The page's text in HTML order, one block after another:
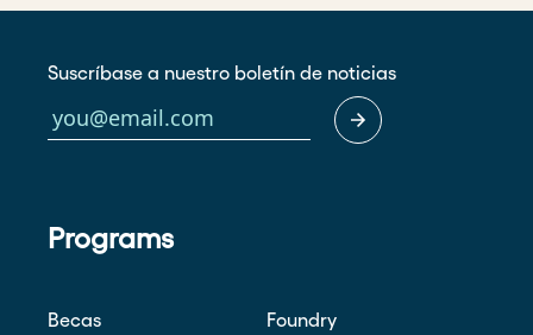
Suscríbase a nuestro boletín de noticias
Programs
Becas Foundry